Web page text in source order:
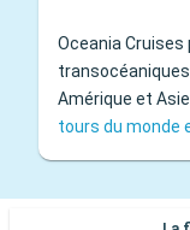
Oceania Cruises
Amérique et
tours du monde